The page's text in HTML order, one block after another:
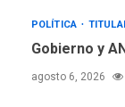
POLÍTICA
Gobierno y
agosto 6, 2026